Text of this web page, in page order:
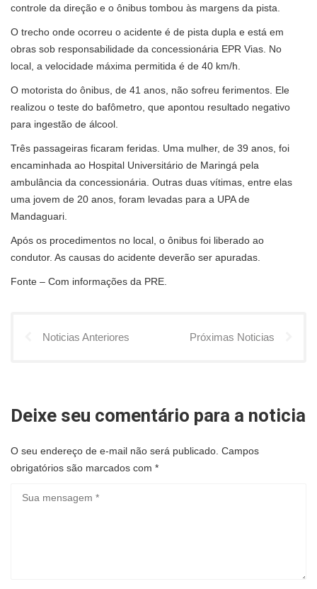
controle da direção e o ônibus tombou às margens da pista.
O trecho onde ocorreu o acidente é de pista dupla e está em
obras sob responsabilidade da concessionária EPR Vias. No
local, a velocidade máxima permitida é de 40 km/h.
O motorista do ônibus, de 41 anos, não sofreu ferimentos. Ele
realizou o teste do bafômetro, que apontou resultado negativo
para ingestão de álcool.
Três passageiras ficaram feridas. Uma mulher, de 39 anos, foi
encaminhada ao Hospital Universitário de Maringá pela
ambulância da concessionária. Outras duas vítimas, entre elas
uma jovem de 20 anos, foram levadas para a UPA de
Mandaguari.
Após os procedimentos no local, o ônibus foi liberado ao
condutor. As causas do acidente deverão ser apuradas.
Fonte – Com informações da PRE.
Noticias Anteriores Próximas Noticias
Deixe seu comentário para a noticia
O seu endereço de e-mail não será publicado. Campos
obrigatórios são marcados com *